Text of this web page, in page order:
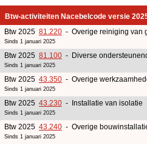
Btw-activiteiten Nacebelcode versie
Btw 2025 81.220 - Overige reiniging van
Sinds 1 januari 2025
Btw 2025 81.100 - Diverse
Sinds 1 januari 2025
Btw 2025 43.350 - Overige
Sinds 1 januari 2025
Btw 2025 43.230 - Installatie van isolatie
Sinds 1 januari 2025
Btw 2025 43.240 - Overige
Sinds 1 januari 2025